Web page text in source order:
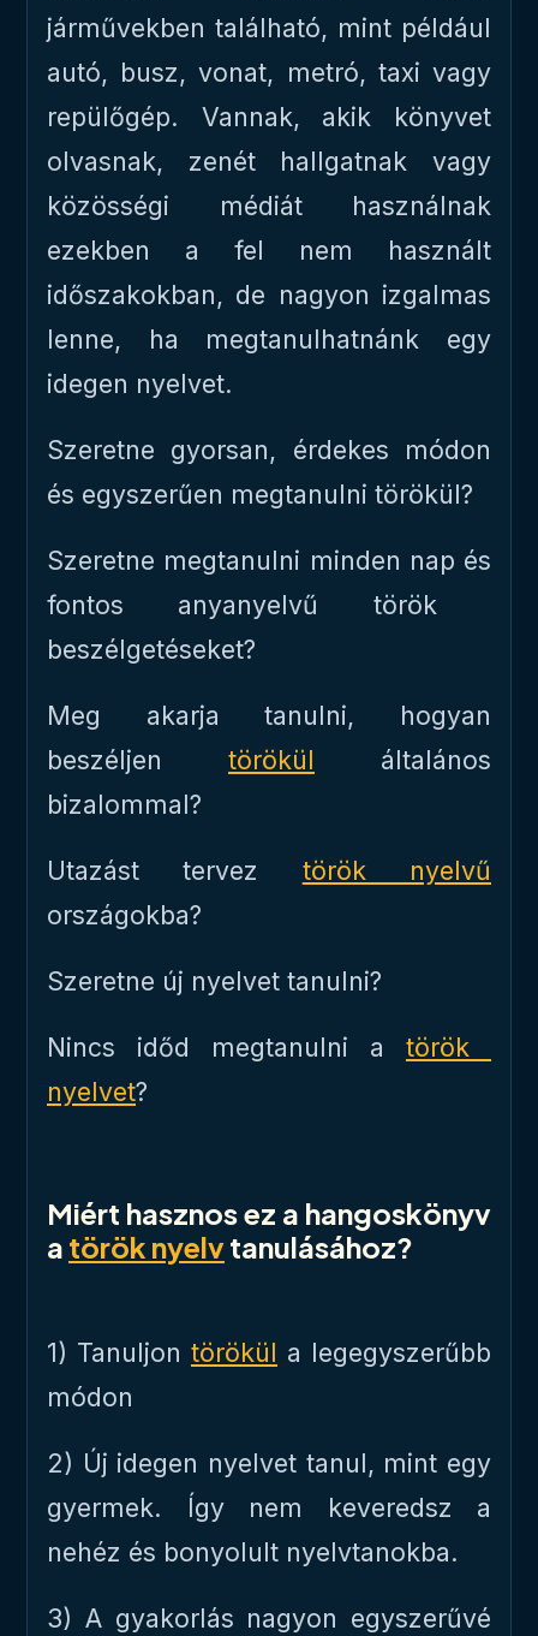
járművekben található, mint például
autó, busz, vonat, metró, taxi vagy
repülőgép. Vannak, akik könyvet
olvasnak, zenét hallgatnak vagy
közösségi médiát használnak
ezekben a fel nem használt
időszakokban, de nagyon izgalmas
lenne, ha megtanulhatnánk egy
idegen nyelvet.
Szeretne gyorsan, érdekes módon
és egyszerűen megtanulni törökül?
Szeretne megtanulni minden nap és
fontos anyanyelvű török ​​
beszélgetéseket?
Meg akarja tanulni, hogyan
beszéljen törökül általános
bizalommal?
Utazást tervez török ​​nyelvű
országokba?
Szeretne új nyelvet tanulni?
Nincs időd megtanulni a török ​​
nyelvet?
Miért hasznos ez a hangoskönyv
a török ​​nyelvtanulásához?
1) Tanuljon törökül a legegyszerűbb
módon
2) Új idegen nyelvet tanul, mint egy
gyermek. Így nem keveredsz a
nehéz és bonyolult nyelvtanokba.
3) A gyakorlás nagyon egyszerűvé